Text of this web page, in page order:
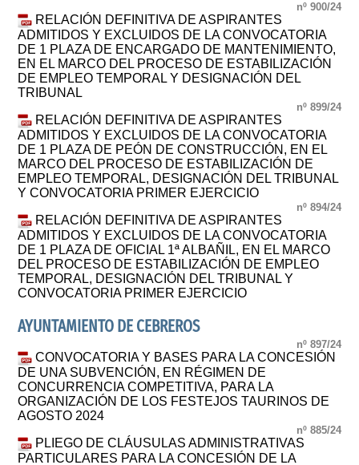
nº 900/24
RELACIÓN DEFINITIVA DE ASPIRANTES
ADMITIDOS Y EXCLUIDOS DE LA CONVOCATORIA
DE 1 PLAZA DE ENCARGADO DE MANTENIMIENTO,
EN EL MARCO DEL PROCESO DE ESTABILIZACIÓN
DE EMPLEO TEMPORAL Y DESIGNACIÓN DEL
TRIBUNAL
nº 899/24
RELACIÓN DEFINITIVA DE ASPIRANTES
ADMITIDOS Y EXCLUIDOS DE LA CONVOCATORIA
DE 1 PLAZA DE PEÓN DE CONSTRUCCIÓN, EN EL
MARCO DEL PROCESO DE ESTABILIZACIÓN DE
EMPLEO TEMPORAL, DESIGNACIÓN DEL TRIBUNAL
Y CONVOCATORIA PRIMER EJERCICIO
nº 894/24
RELACIÓN DEFINITIVA DE ASPIRANTES
ADMITIDOS Y EXCLUIDOS DE LA CONVOCATORIA
DE 1 PLAZA DE OFICIAL 1ª ALBAÑIL, EN EL MARCO
DEL PROCESO DE ESTABILIZACIÓN DE EMPLEO
TEMPORAL, DESIGNACIÓN DEL TRIBUNAL Y
CONVOCATORIA PRIMER EJERCICIO
AYUNTAMIENTO DE CEBREROS
nº 897/24
CONVOCATORIA Y BASES PARA LA CONCESIÓN
DE UNA SUBVENCIÓN, EN RÉGIMEN DE
CONCURRENCIA COMPETITIVA, PARA LA
ORGANIZACIÓN DE LOS FESTEJOS TAURINOS DE
AGOSTO 2024
nº 885/24
PLIEGO DE CLÁUSULAS ADMINISTRATIVAS
PARTICULARES PARA LA CONCESIÓN DE LA